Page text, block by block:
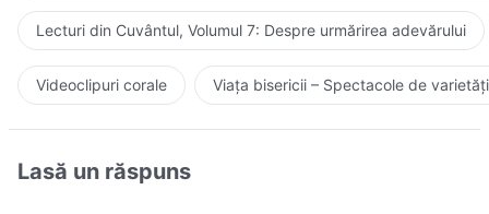
Lecturi din Cuvântul, Volumul 7: Despre urmărirea adevărului
Videoclipuri corale Viața bisericii – Spectacole de varietăți
Lasă un răspuns